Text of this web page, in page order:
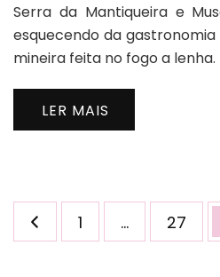
Serra da Mantiqueira e
esquecendo da
mineira feita no fogo a lenha.
LER MAIS
Paginação
de Página
1 … Página
27